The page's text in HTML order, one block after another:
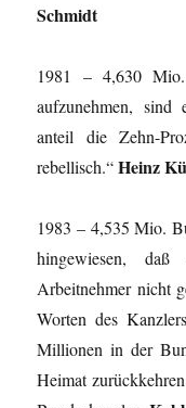
Schmidt
1981 – 4,630 Mio.
aufzunehmen, sind
anteil die Zehn-
rebellisch.“Heinz
1983 – 4,535 Mio.
hingewiesen, daß
Arbeitnehmer nicht
Worten des
Millionen in der
Heimat